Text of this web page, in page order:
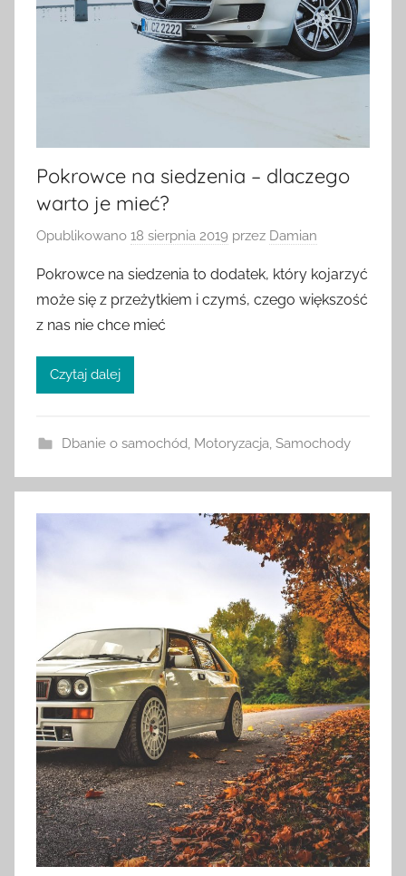
Pokrowce na siedzenia – dlaczego
warto je mieć?
Opublikowano 18 sierpnia 2019 przez Damian
Pokrowce na siedzenia to dodatek, który kojarzyć
może się z przeżytkiem i czymś, czego większość
z nas nie chce mieć
Czytaj dalej
Dbanie o samochód Motoryzacja Samochody